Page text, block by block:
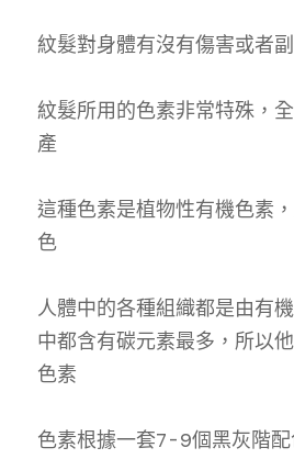
紋髮對身體有沒有傷害或者
紋髮所用的色素非常特殊，
產
這種色素是植物性有機色素
色
人體中的各種組織都是由有
中都含有碳元素最多，所以
色素
色素根據一套7-9個黑灰階